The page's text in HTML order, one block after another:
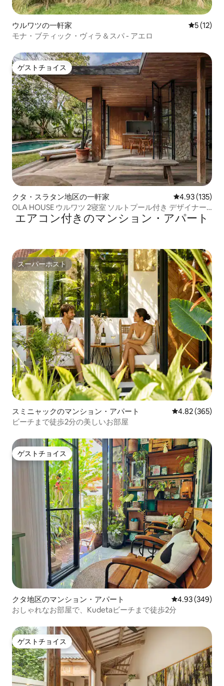
ウルワツの一軒家 レビュー
5 (12)
モナ・ブティック・ヴィラ＆スパ - アエロ
ゲストチョイス
ゲストチョイス
クタ・スラタン地区の一軒家 レビュー135
4.93 (135)
OLA HOUSE ウルワツ 2寝室 ソルトプール付き デザイナー
ズホーム
エアコン付きのマンション・アパート
スーパーホスト
スーパーホスト
スミニャックのマンション・アパート レビュー365
4.82 (365)
ビーチまで徒歩2分の美しいお部屋
ゲストチョイス
ゲストチョイス
クタ地区のマンション・アパート レビュー349
4.93 (349)
おしゃれなお部屋で、Kudetaビーチまで徒歩2分
ゲストチョイス
ゲストチョイス